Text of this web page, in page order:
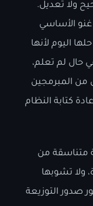
ولا تعديل.
الأساسي
اليوم لأنها
حال لم تعلم،
من المبرمجين
كتابة النظام
متناسقة من
ولا تشوبها
صدور التوزيعة